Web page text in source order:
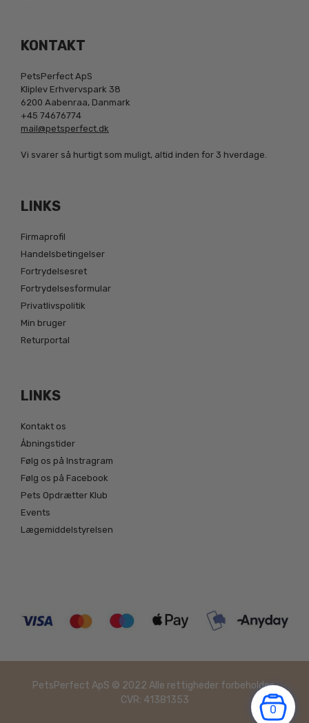
KONTAKT
PetsPerfect ApS
Kliplev Erhvervspark 38
6200 Aabenraa, Danmark
+45 74676774
mail@petsperfect.dk
Vi svarer så hurtigt som muligt, altid inden for 3 hverdage.
LINKS
Firmaprofil
Handelsbetingelser
Fortrydelsesret
Fortrydelsesformular
Privatlivspolitik
Min bruger
Returportal
LINKS
Kontakt os
Åbningstider
Følg os på Instragram
Følg os på Facebook
Pets Opdrætter Klub
Events
Lægemiddelstyrelsen
PetsPerfect ApS © 2022 Alle rettigheder forbeholdes.
CVR: 41381353
0